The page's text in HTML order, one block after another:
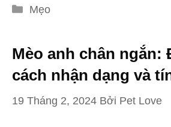
Danh
Mẹo
Mèo anh chân ngắn:
cách nhận dạng và
19 Tháng 2, 2024 Bởi Pet Love